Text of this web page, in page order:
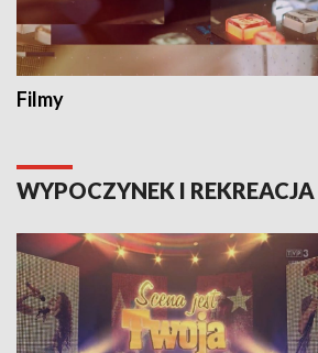
Filmy
WYPOCZYNEK I REKREACJA